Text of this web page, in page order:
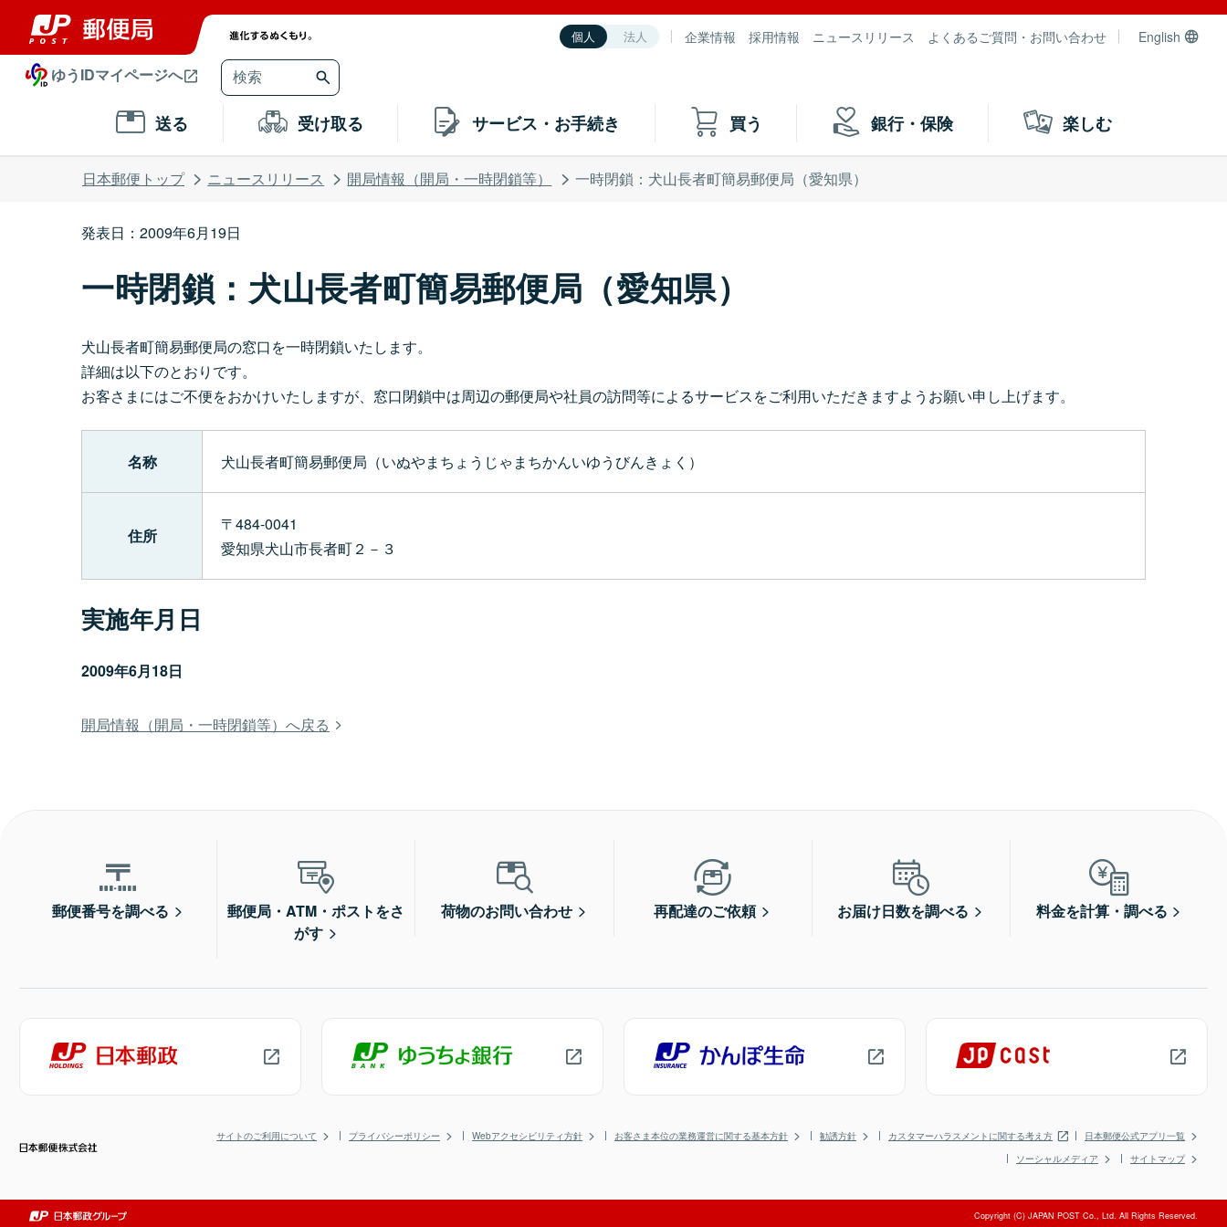
個人 法人 企業情報 採用情報 ニュースリリース よくあるご質問・お問い合わせ English
ゆうIDマイページへ
送る 受け取る サービス・お手続き 買う 銀行・保険 楽しむ
日本郵便トップ ニュースリリース 開局情報（開局・一時閉鎖等） 一時閉鎖：犬山長者町簡易郵便局（愛知県）
発表日：2009年6月19日
一時閉鎖：犬山長者町簡易郵便局（愛知県）
犬山長者町簡易郵便局の窓口を一時閉鎖いたします。
詳細は以下のとおりです。
お客さまにはご不便をおかけいたしますが、窓口閉鎖中は周辺の郵便局や社員の訪問等によるサービスをご利用いただきますようお願い申し上げます。
名称 犬山長者町簡易郵便局（いぬやまちょうじゃまちかんいゆうびんきょく）
住所
〒484-0041
愛知県犬山市長者町２－３
実施年月日
2009年6月18日
開局情報（開局・一時閉鎖等）へ戻る
郵便番号を調べる
郵便局・ATM・ポストをさ
がす
荷物のお問い合わせ 再配達のご依頼 お届け日数を調べる 料金を計算・調べる
サイトのご利用について プライバシーポリシー Webアクセシビリティ方針 お客さま本位の業務運営に関する基本方針 勧誘方針 カスタマーハラスメントに関する考え方
日本郵便公式アプリ一覧
ソーシャルメディア
サイトマップ
Copyright (C) JAPAN POST Co., Ltd. All Rights Reserved.